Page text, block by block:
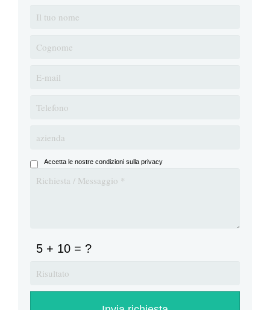
Accetta le nostre condizioni sulla privacy